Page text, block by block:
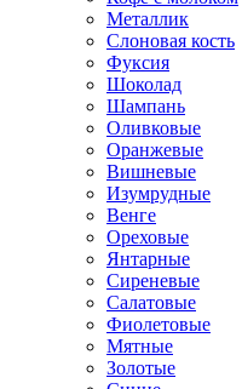
Металлик
Слоновая кость
Фуксия
Шоколад
Шампань
Оливковые
Оранжевые
Вишневые
Изумрудные
Венге
Ореховые
Янтарные
Сиреневые
Салатовые
Фиолетовые
Мятные
Золотые